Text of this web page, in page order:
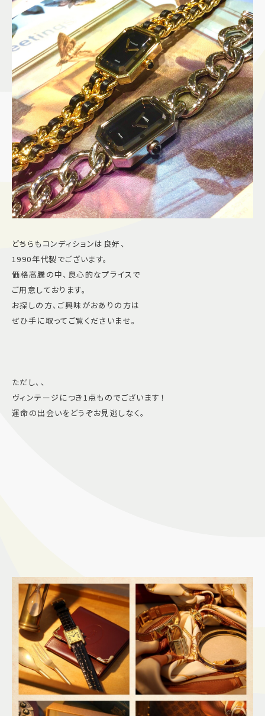
どちらもコンディションは良好、
1990年代製でございます。
価格高騰の中、良心的なプライスで
ご用意しております。
お探しの方、ご興味がおありの方は
ぜひ手に取ってご覧くださいませ。
ただし、、
ヴィンテージにつき1点ものでございます！
運命の出会いをどうぞお見逃しなく。